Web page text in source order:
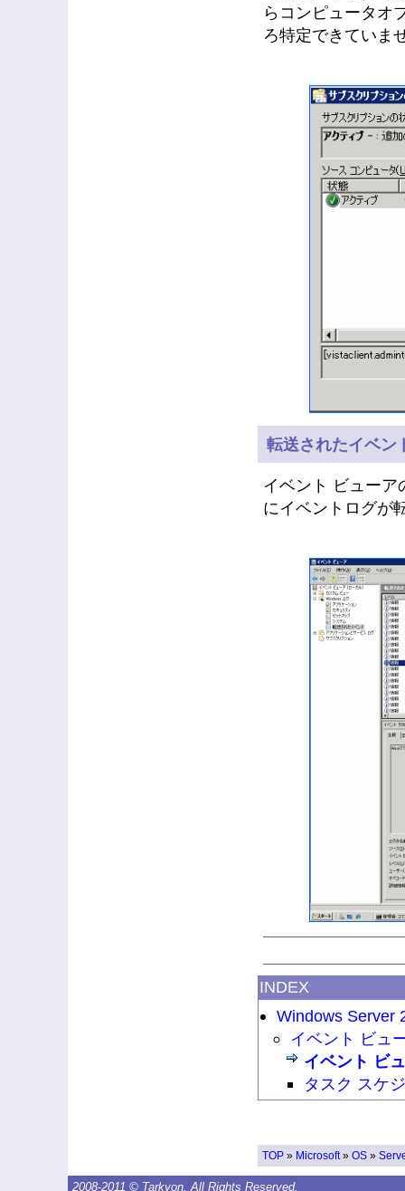
らコンピュータオ
ろ特定できていま
転送されたイベン
イベント ビュー
にイベントログが
INDEX
Windows Server
イベント ビュ
イベント ビ
タスク スケ
TOP » Microsoft» OS »
2008-2011 © Tarkyon. All Rights Reserved.